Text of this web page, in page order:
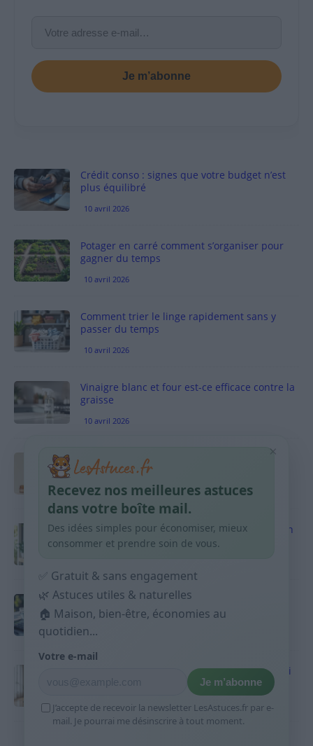
Je m’abonne
Crédit conso : signes que votre budget n’est
plus équilibré
10 avril 2026
Potager en carré comment s’organiser pour
gagner du temps
10 avril 2026
Comment trier le linge rapidement sans y
passer du temps
10 avril 2026
Vinaigre blanc et four est-ce efficace contre la
graisse
10 avril 2026
Taches pigmentaires : routine simple +
habitudes qui aident
9 avril 2026
Produits ménagers : comment économiser en
courses sans acheter 10 sprays
Budget mensuel : méthode rapide pour
répartir son salaire dès le jour de paie
9 avril 2026
Sport 10 minutes par jour est-ce utile et quoi
9 avril 2026
×
Recevez nos meilleures astuces
dans votre boîte mail.
Des idées simples pour économiser, mieux
consommer et prendre soin de vous.
✅ Gratuit & sans engagement
🌿 Astuces utiles & naturelles
🏠 Maison, bien-être, économies au
quotidien...
Votre e-mail
Je m’abonne
J’accepte de recevoir la newsletter LesAstuces.fr par e-
mail. Je pourrai me désinscrire à tout moment.